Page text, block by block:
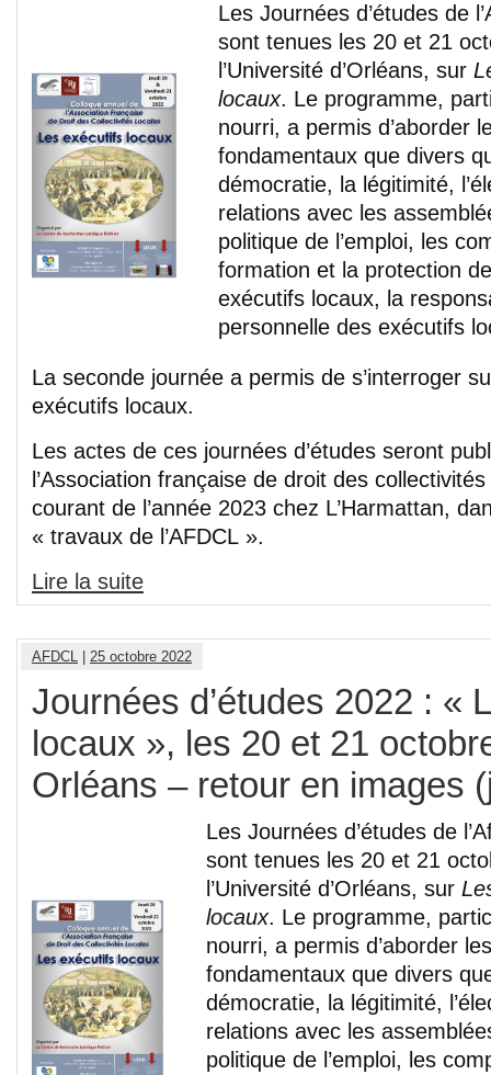
Les Journées d’études de
sont tenues les 20 et 21
l’Université d’Orléans, sur
locaux. Le programme,
nourri, a permis d’aborder
fondamentaux que divers
démocratie, la légitimité,
relations avec les
politique de l’emploi, les
formation et la protection
exécutifs locaux, la
personnelle des exécutifs
La seconde journée a permis de s’interroger
exécutifs locaux.
Les actes de ces journées d’études seront
l’Association française de droit des
courant de l’année 2023 chez L’Harmattan,
« travaux de l’AFDCL ».
Lire la suite
AFDCL 25 octobre 2022
Journées d’études 2022 : «
locaux », les 20 et 21
Orléans – retour en images
Les Journées d’études de
sont tenues les 20 et 21
l’Université d’Orléans, sur
locaux. Le programme,
nourri, a permis d’aborder
fondamentaux que divers
démocratie, la légitimité,
relations avec les
politique de l’emploi, les